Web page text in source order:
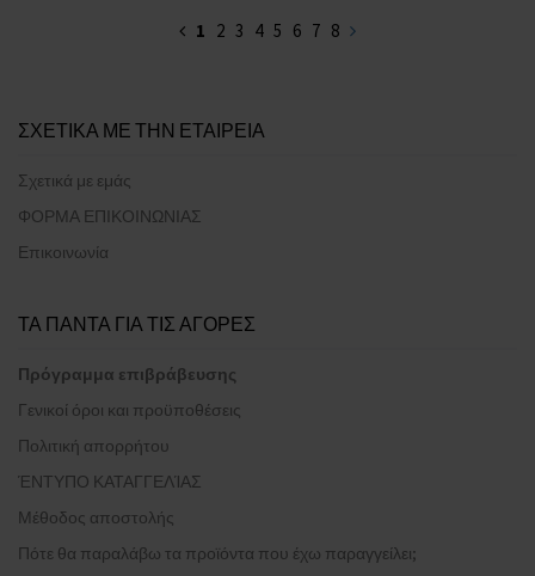
1 2 3 4 5 6 7 8
ΣΧΕΤΙΚΑ ΜΕ ΤΗΝ ΕΤΑΙΡΕΙΑ
Σχετικά με εμάς
ΦΟΡΜΑ ΕΠΙΚΟΙΝΩΝΙΑΣ
Επικοινωνία
ΤΑ ΠΑΝΤΑ ΓΙΑ ΤΙΣ ΑΓΟΡΕΣ
Πρόγραμμα επιβράβευσης
Γενικοί όροι και προϋποθέσεις
Πολιτική απορρήτου
ΈΝΤΥΠΟ ΚΑΤΑΓΓΕΛΊΑΣ
Μέθοδος αποστολής
Πότε θα παραλάβω τα προϊόντα που έχω παραγγείλει;